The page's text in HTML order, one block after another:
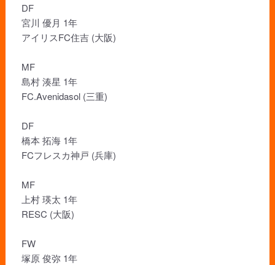
DF
宮川 優月 1年
アイリスFC住吉 (大阪)
MF
島村 湊星 1年
FC.Avenidasol (三重)
DF
橋本 拓海 1年
FCフレスカ神戸 (兵庫)
MF
上村 瑛太 1年
RESC (大阪)
FW
塚原 俊弥 1年